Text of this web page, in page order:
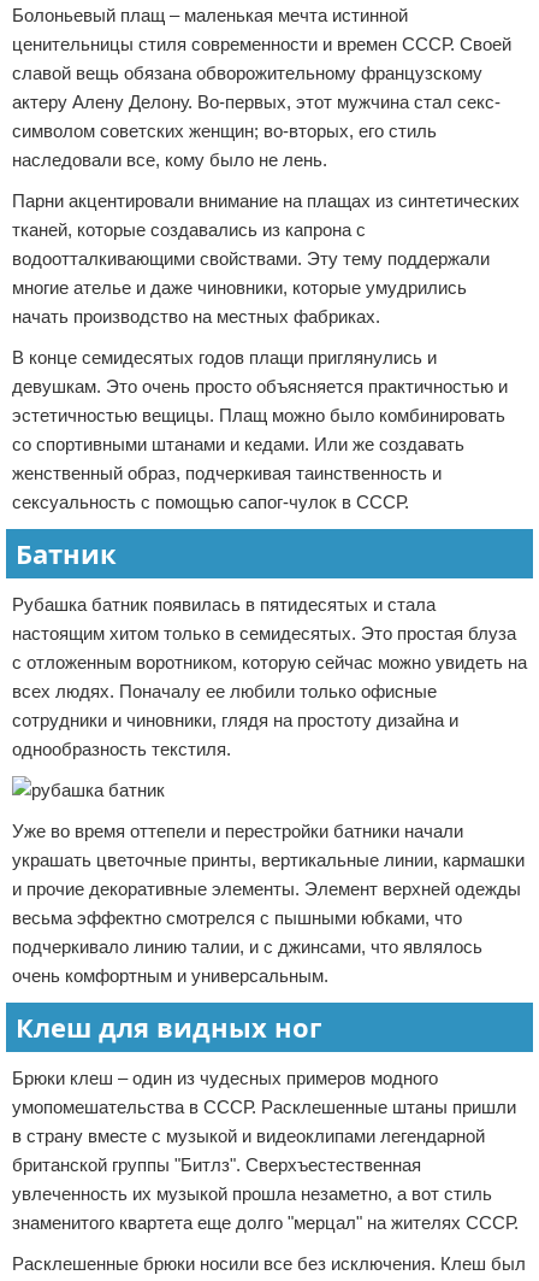
Болоньевый плащ – маленькая мечта истинной
ценительницы стиля современности и времен СССР. Своей
славой вещь обязана обворожительному французскому
актеру Алену Делону. Во-первых, этот мужчина стал секс-
символом советских женщин; во-вторых, его стиль
наследовали все, кому было не лень.
Парни акцентировали внимание на плащах из синтетических
тканей, которые создавались из капрона с
водоотталкивающими свойствами. Эту тему поддержали
многие ателье и даже чиновники, которые умудрились
начать производство на местных фабриках.
В конце семидесятых годов плащи приглянулись и
девушкам. Это очень просто объясняется практичностью и
эстетичностью вещицы. Плащ можно было комбинировать
со спортивными штанами и кедами. Или же создавать
женственный образ, подчеркивая таинственность и
сексуальность с помощью сапог-чулок в СССР.
Батник
Рубашка батник появилась в пятидесятых и стала
настоящим хитом только в семидесятых. Это простая блуза
с отложенным воротником, которую сейчас можно увидеть на
всех людях. Поначалу ее любили только офисные
сотрудники и чиновники, глядя на простоту дизайна и
однообразность текстиля.
Уже во время оттепели и перестройки батники начали
украшать цветочные принты, вертикальные линии, кармашки
и прочие декоративные элементы. Элемент верхней одежды
весьма эффектно смотрелся с пышными юбками, что
подчеркивало линию талии, и с джинсами, что являлось
очень комфортным и универсальным.
Клеш для видных ног
Брюки клеш – один из чудесных примеров модного
умопомешательства в СССР. Расклешенные штаны пришли
в страну вместе с музыкой и видеоклипами легендарной
британской группы "Битлз". Сверхъестественная
увлеченность их музыкой прошла незаметно, а вот стиль
знаменитого квартета еще долго "мерцал" на жителях СССР.
Расклешенные брюки носили все без исключения. Клеш был